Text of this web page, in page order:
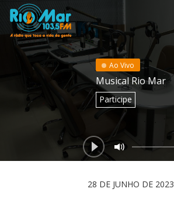
Ao Vivo
Musical Rio Mar
Participe
28 DE JUNHO DE 2023